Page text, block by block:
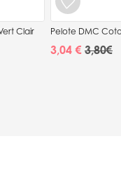
Clair
Pelote DMC
3,04 € 3,80 €